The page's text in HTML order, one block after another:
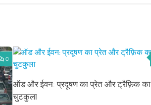
0
ऑड और ईवन: प्रदूषण का प्रेत और ट्रैफ़िक का
चुटकुला